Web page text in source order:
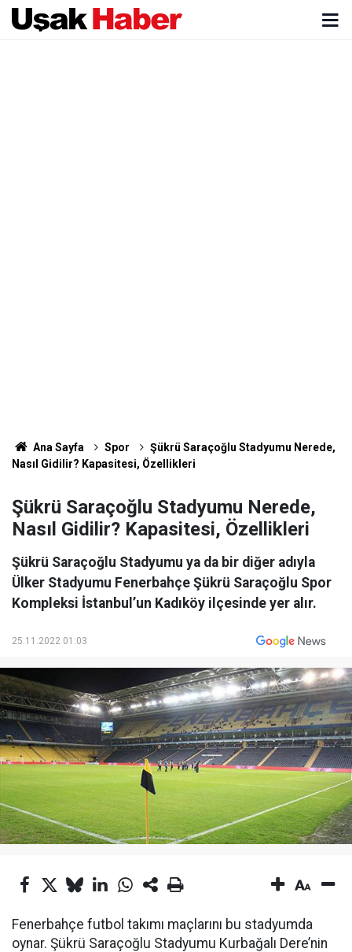
Ana Sayfa Spor
Şükrü Saraçoğlu Stadyumu Nerede,
Nasıl Gidilir? Kapasitesi, Özellikleri
Şükrü Saraçoğlu Stadyumu Nerede,
Nasıl Gidilir? Kapasitesi, Özellikleri
Şükrü Saraçoğlu Stadyumu ya da bir diğer adıyla
Ülker Stadyumu Fenerbahçe Şükrü Saraçoğlu Spor
Kompleksi İstanbul’un Kadıköy ilçesinde yer alır.
25.11.2022 01:03
Fenerbahçe futbol takımı maçlarını bu stadyumda
oynar. Şükrü Saraçoğlu Stadyumu Kurbağalı Dere’nin